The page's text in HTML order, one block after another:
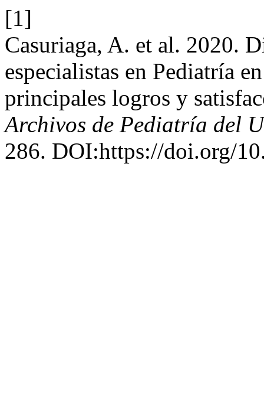
[1]
Casuriaga, A. et al. 2020.
especialistas en Pediatría
principales logros y
Archivos de Pediatría del
286. DOI:https://doi.org/